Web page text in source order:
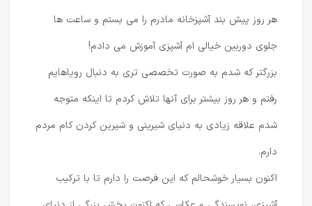
هر روز پیش بند آشپزخانه مادرم را می بستم و ساعت ها
جلوی دوربین خیالی ام آشپزی آموزش می دادم!
بزرگتر که شدم به صورت تخصصی تری به دنبال رویاهایم
رفتم و هر روز بیشتر برای آنها تلاش کردم تا اینکه متوجه
شدم علاقه زیادی به دنیای شیرینی و شیرین کردن کام مردم
اکنون بسیار خوشحالم که این فرصت را دارم تا با ترکیب